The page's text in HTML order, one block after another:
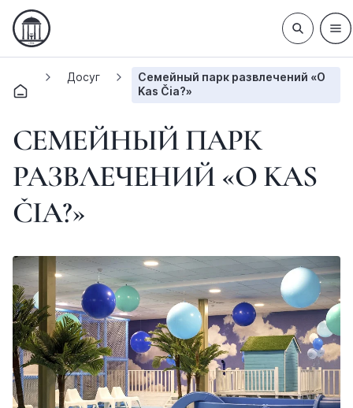
Досуг
Семейный парк развлечений «O
Kas Čia?»
СЕМЕЙНЫЙ ПАРК
РАЗВЛЕЧЕНИЙ «O KAS
ČIA?»